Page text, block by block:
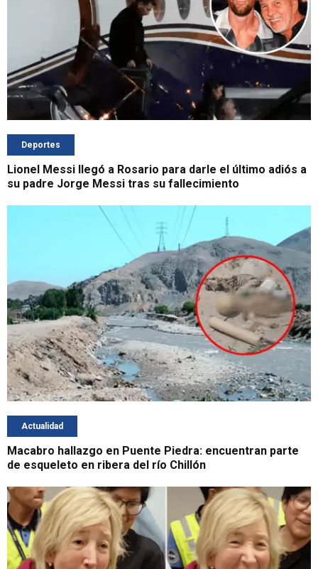
Deportes
Lionel Messi llegó a Rosario para darle el último adiós a
su padre Jorge Messi tras su fallecimiento
Actualidad
Macabro hallazgo en Puente Piedra: encuentran parte
de esqueleto en ribera del río Chillón